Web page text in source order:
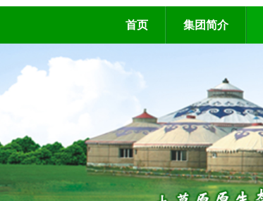
首页 集团简介